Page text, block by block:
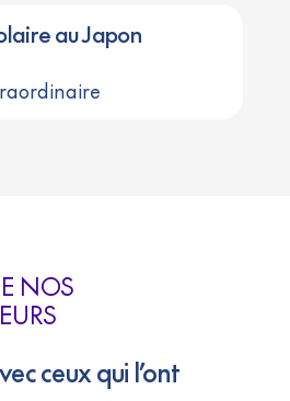
au Japon
NOS
ceux qui l’ont